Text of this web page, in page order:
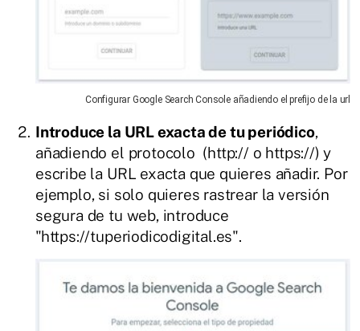
Configurar Google Search Console añadiendo el prefijo de la url
Introduce la URL exacta de tu periódico,
añadiendo el protocolo (http:// o https://) y
escribe la URL exacta que quieres añadir. Por
ejemplo, si solo quieres rastrear la versión
segura de tu web, introduce
"https://tuperiodicodigital.es".